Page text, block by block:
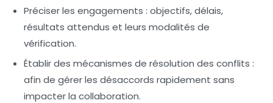
Préciser les engagements : objectifs, délais,
résultats attendus et leurs modalités de
vérification.
Établir des mécanismes de résolution des conflits :
afin de gérer les désaccords rapidement sans
impacter la collaboration.